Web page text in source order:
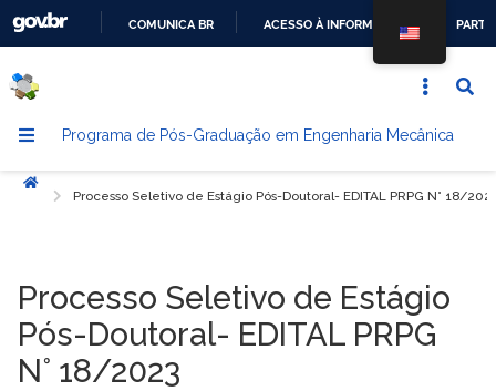
CONTEÚDO
COMUNICA BR ACESSO À INFORMAÇÃO
Programa de Pós-Graduação em Engenharia Mecânica
Início
Processo Seletivo de Estágio Pós-Doutoral- EDITAL PRPG N° 18/
Processo Seletivo de Estágio
Pós-Doutoral- EDITAL PRPG
N° 18/2023